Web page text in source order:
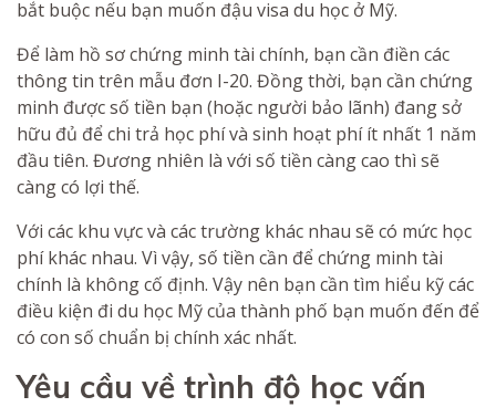
bắt buộc nếu bạn muốn đậu visa du học ở Mỹ.
Để làm hồ sơ chứng minh tài chính, bạn cần điền các
thông tin trên mẫu đơn I-20. Đồng thời, bạn cần chứng
minh được số tiền bạn (hoặc người bảo lãnh) đang sở
hữu đủ để chi trả học phí và sinh hoạt phí ít nhất 1 năm
đầu tiên. Đương nhiên là với số tiền càng cao thì sẽ
càng có lợi thế.
Với các khu vực và các trường khác nhau sẽ có mức học
phí khác nhau. Vì vậy, số tiền cần để chứng minh tài
chính là không cố định. Vậy nên bạn cần tìm hiểu kỹ các
điều kiện đi du học Mỹ của thành phố bạn muốn đến để
có con số chuẩn bị chính xác nhất.
Yêu cầu về trình độ học vấn